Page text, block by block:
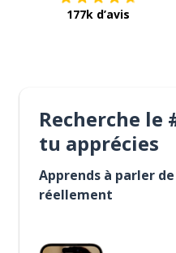
177k d’avis
Recherche le
tu apprécies
Apprends à parler
réellement